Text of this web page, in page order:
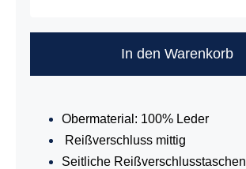
In den Warenkorb
Obermaterial: 100% Leder
Reißverschluss mittig
Seitliche Reißverschlusstaschen